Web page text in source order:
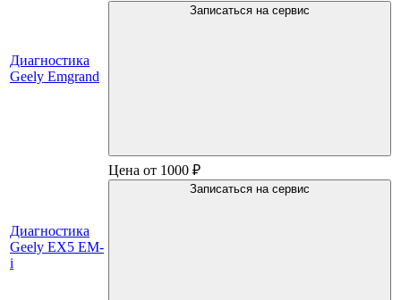
Диагностика
Geely Emgrand
Записаться на сервис
Диагностика
Geely EX5 EM-
i
Цена от 1000 ₽
Записаться на сервис